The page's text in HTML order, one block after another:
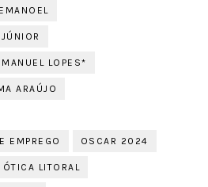
LOPES*
ARAÚJO
EMPREGO OSCAR 2024
ÓTICA LITORAL